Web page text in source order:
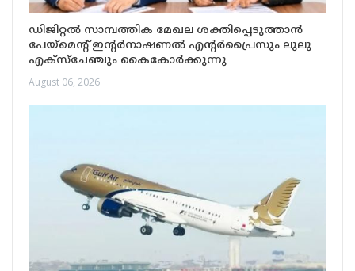
ഡിജിറ്റൽ സാമ്പത്തിക മേഖല ശക്തിപ്പെടുത്താൻ
പേയ്‌മെന്റ് ഇന്റർനാഷണൽ എന്റർപ്രൈസും ലുലു
എക്‌സ്‌ചേഞ്ചും കൈകോർക്കുന്നു
August 06, 2026